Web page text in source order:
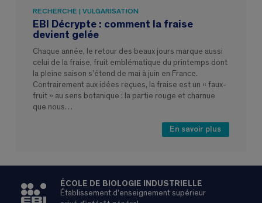
RECHERCHE | VULGARISATION
EBI Décrypte : comment la fraise
devient gelée
Chaque année, le retour des beaux jours marque aussi
celui de la fraise, fruit emblématique du printemps dont
la pleine saison s’étend de mai à juin en France.
Contrairement aux idées reçues, la fraise est un « faux-
fruit » au sens botanique : la partie rouge et charnue
que nous…
En savoir plus
ÉCOLE DE BIOLOGIE INDUSTRIELLE
Établissement d’enseignement supérieur